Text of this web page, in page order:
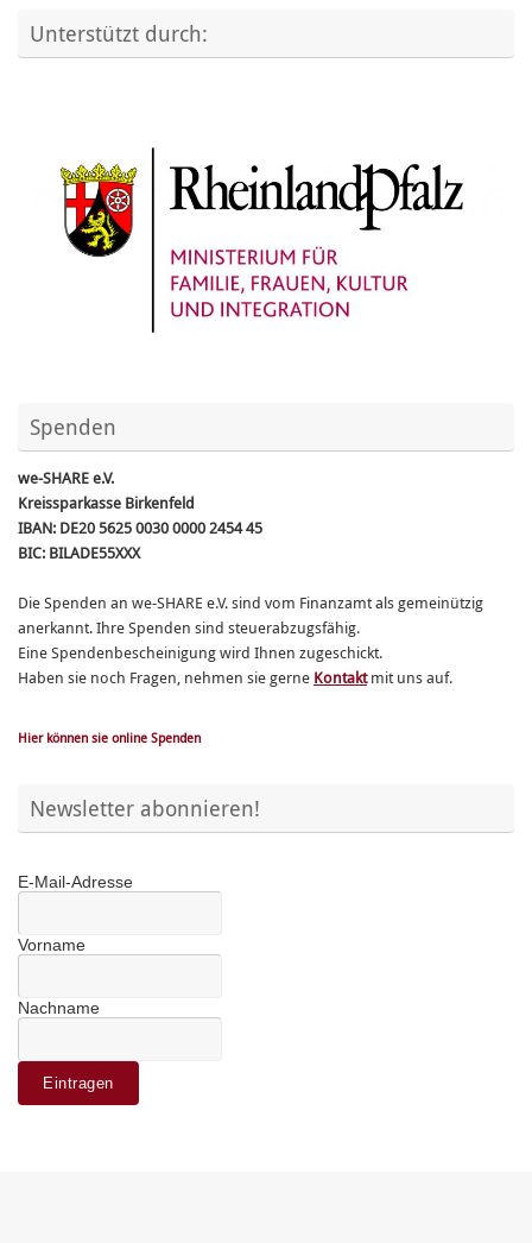
Unterstützt durch:
Spenden
we-SHARE e.V.
Kreissparkasse Birkenfeld
IBAN: DE20 5625 0030 0000 2454 45
BIC: BILADE55XXX
Die Spenden an we-SHARE e.V. sind vom Finanzamt als gemeinützig
anerkannt. Ihre Spenden sind steuerabzugsfähig.
Eine Spendenbescheinigung wird Ihnen zugeschickt.
Haben sie noch Fragen, nehmen sie gerne Kontaktmit uns auf.
Hier können sie online Spenden
Newsletter abonnieren!
E-Mail-Adresse
Vorname
Nachname